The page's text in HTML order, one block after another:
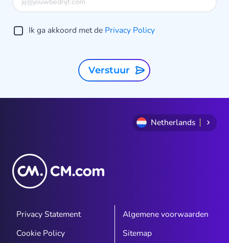
Ik ga akkoord met de Privacy Policy
Verstuur
Netherlands
Privacy Statement
Algemene voorwaarden
Cookie Policy
Sitemap